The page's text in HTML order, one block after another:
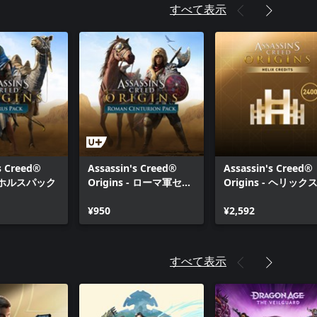
すべて表示
Creed®
ルスパック
Assassin's Creed®
Origins - ローマ軍セン
¥950
Assassin's Creed®
Origins - ヘリック
パック
¥2,592
すべて表示